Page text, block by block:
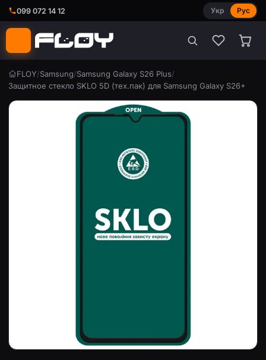
099 072 14 12 Укр Рус
FLOY/Samsung/Samsung Galaxy S26 Plus/
Защитное стекло SKLO 5D (тех.пак) для Samsung Galaxy S26+
Защитное стекло SKLO 5D (тех.пак) для Samsung